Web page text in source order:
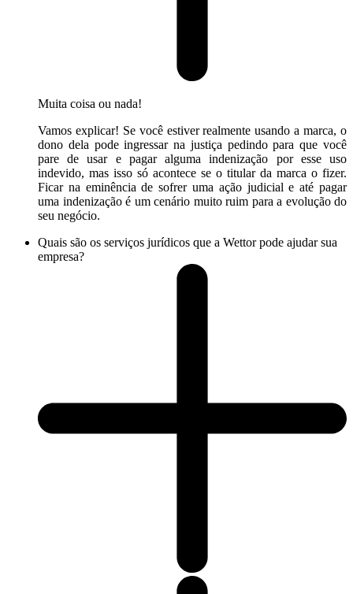
Muita coisa ou nada!
Vamos explicar! Se você estiver realmente usando a marca, o
dono dela pode ingressar na justiça pedindo para que você
pare de usar e pagar alguma indenização por esse uso
indevido, mas isso só acontece se o titular da marca o fizer.
Ficar na eminência de sofrer uma ação judicial e até pagar
uma indenização é um cenário muito ruim para a evolução do
seu negócio.
Quais são os serviços jurídicos que a Wettor pode ajudar sua
empresa?